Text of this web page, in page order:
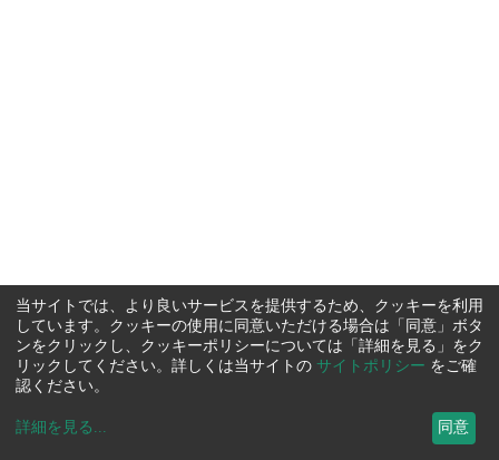
当サイトでは、より良いサービスを提供するため、クッキーを利用
しています。クッキーの使用に同意いただける場合は「同意」ボタ
ンをクリックし、クッキーポリシーについては「詳細を見る」をク
リックしてください。詳しくは当サイトの サイトポリシー をご確
認ください。
詳細を見る ... 同意